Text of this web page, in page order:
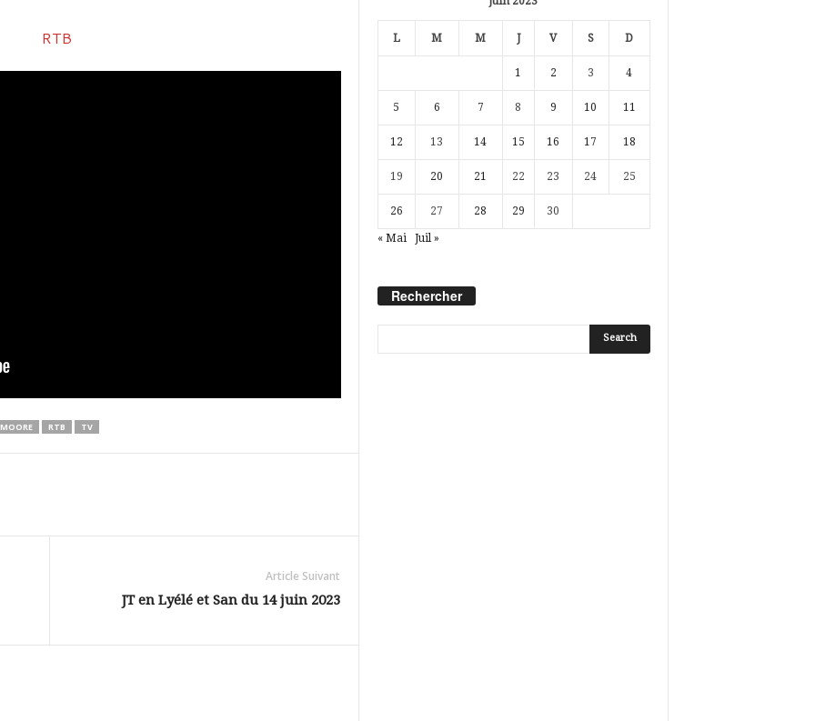
MOORE RTB TV
Article Suivant
JT en Lyélé et San du 14 juin 2023
L M M J V S D
1 2 3 4
5 6 7 8 9 10 11
12 13 14 15 16 17 18
19 20 21 22 23 24 25
26 27 28 29 30
« Mai Juil »
Rechercher